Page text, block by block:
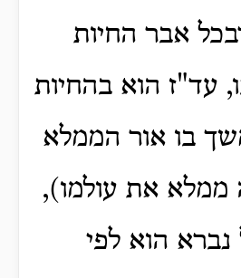
אבר החיות
עד"ז הוא בהחיות
בו אור הממלא
את עולמו),
הוא לפי